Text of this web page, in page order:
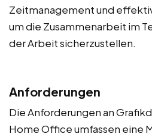
Zeitmanagement und
um die Zusammenarbeit im
der Arbeit sicherzustellen.
Anforderungen
Die Anforderungen an
Home Office umfassen eine